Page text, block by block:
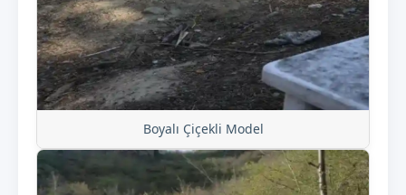
Boyalı Çiçekli Model